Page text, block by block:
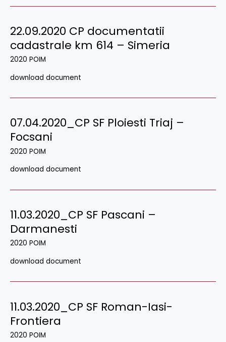
22.09.2020 CP documentatii
cadastrale km 614 – Simeria
2020 POIM
download document
07.04.2020_CP SF Ploiesti Triaj –
Focsani
2020 POIM
download document
11.03.2020_CP SF Pascani –
Darmanesti
2020 POIM
download document
11.03.2020_CP SF Roman-Iasi-
Frontiera
2020 POIM